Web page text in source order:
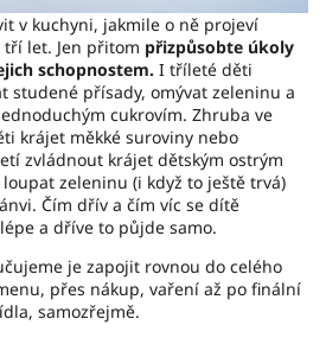
v kuchyni, jakmile o ně projeví
let. Jen přitom přizpůsobte úkoly
schopnostem. I tříleté děti
studené přísady, omývat zeleninu a
cukrovím. Zhruba ve
krájet měkké suroviny nebo
zvládnout krájet dětským ostrým
zeleninu (i když to ještě trvá)
Čím dřív a čím víc se dítě
a dříve to půjde samo.
je zapojit rovnou do celého
přes nákup, vaření až po finální
samozřejmě.